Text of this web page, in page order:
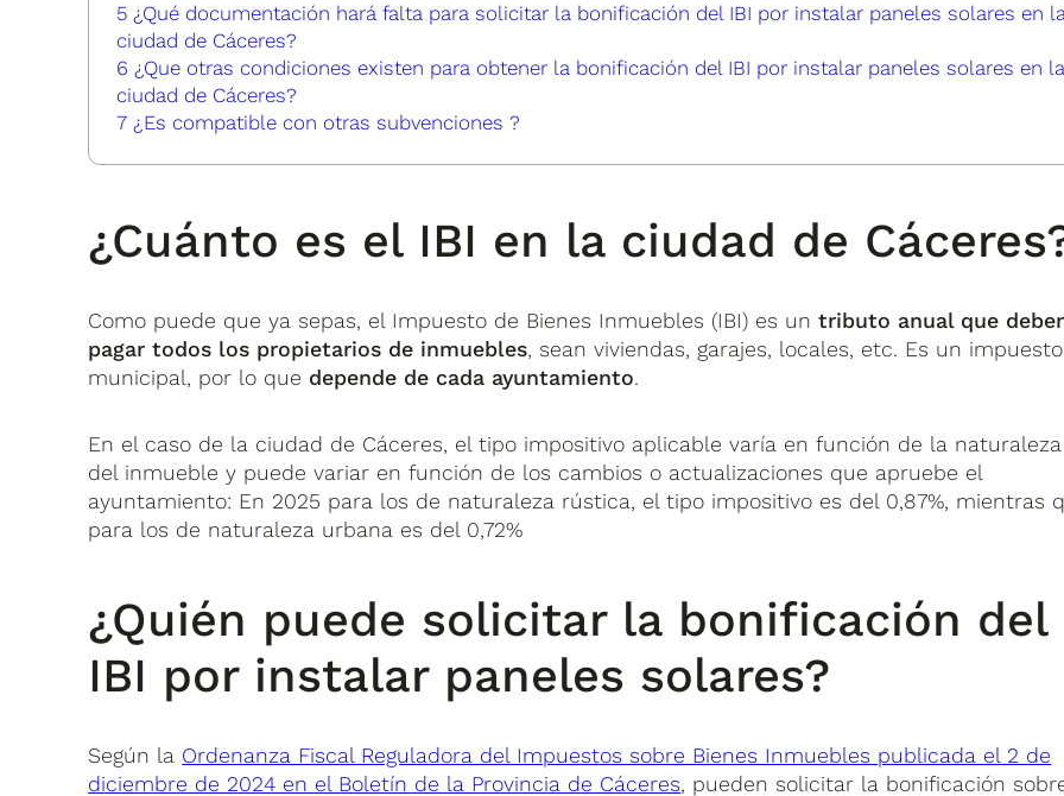
5 ¿Qué documentación hará falta para solicitar la bonificación del IBI por instalar paneles solares en
ciudad de Cáceres?
6 ¿Que otras condiciones existen para obtener la bonificación del IBI por instalar paneles solares en la
ciudad de Cáceres?
7 ¿Es compatible con otras subvenciones ?
¿Cuánto es el IBI en la ciudad de
Como puede que ya sepas, el Impuesto de Bienes Inmuebles (IBI) es untributo anual que
pagar todos los propietarios de inmuebles, sean viviendas, garajes, locales, etc. Es un impuesto
municipal, por lo que depende de cada ayuntamiento.
En el caso de la ciudad de Cáceres, el tipo impositivo aplicable varía en función de la naturaleza
del inmueble y puede variar en función de los cambios o actualizaciones que apruebe el
ayuntamiento: En 2025 para los de naturaleza rústica, el tipo impositivo es del 0,87%, mientras
para los de naturaleza urbana es del 0,72%
¿Quién puede solicitar la bonificación del
IBI por instalar paneles solares?
Según la Ordenanza Fiscal Reguladora del Impuestos sobre Bienes Inmuebles publicada el 2 de
diciembre de 2024 en el Boletín de la Provincia de Cáceres, pueden solicitar la bonificación